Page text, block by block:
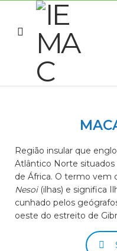
Região insular que
Atlântico Norte situados
de África. O termo vem
Nesoi(ilhas) e significa
cunhado pelos
oeste do estreito de